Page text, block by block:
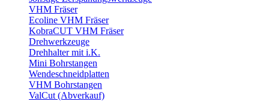
VHM Fräser
Ecoline VHM Fräser
KobraCUT VHM Fräser
Drehwerkzeuge
Drehhalter mit i.K.
Mini Bohrstangen
Wendeschneidplatten
VHM Bohrstangen
ValCut (Abverkauf)